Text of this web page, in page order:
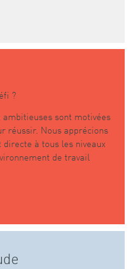
?
sont motivées
réussir. Nous apprécions
à tous les niveaux
de travail